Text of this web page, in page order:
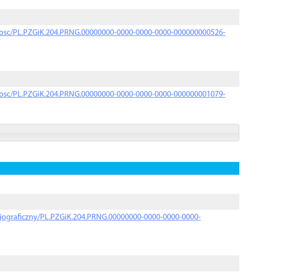
0000-0000-0000-000000000526-
0000-0000-0000-000000001079-
PL.PZGiK.204.PRNG.00000000-0000-0000-0000-